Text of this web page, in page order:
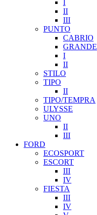
II
III
PUNTO
CABRIO
GRANDE
I
II
STILO
TIPO
II
TIPO/TEMPRA
ULYSSE
UNO
II
III
FORD
ECOSPORT
ESCORT
III
IV
FIESTA
III
IV